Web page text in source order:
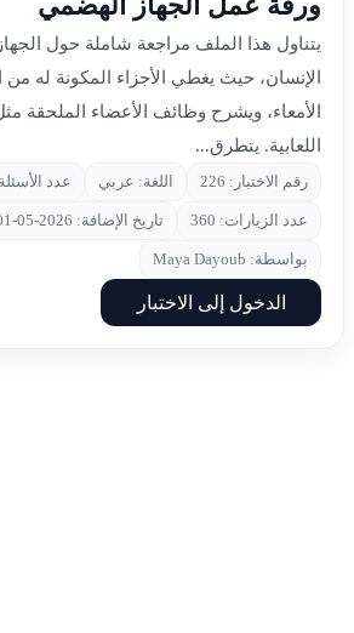
يتناول هذا الملف مراجعة شاملة حول
الإنسان، حيث يغطي الأجزاء المكونة له من
الأمعاء، ويشرح وظائف الأعضاء الملحقة
اللعابية. يتطرق...
رقم الاختبار: 226 اللغة: عربي عدد الأسئلة:
عدد الزيارات: 360 تاريخ الإضافة: 2026-05-01
بواسطة: Maya Dayoub
الدخول إلى الاختبار